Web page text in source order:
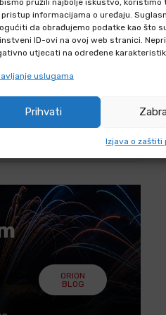
informacijama o uređaju.
da obrađujemo podatke kao što
ID-ovi na ovoj web stranici.
utjecati na određene
uslugama
Prihvati
Izjava o
putem webshopa?
F2 i F3 kategorije?
F2 i F3
kategorije F2 i F3?
ORION
BLOG